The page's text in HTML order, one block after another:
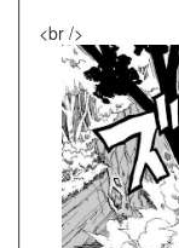
<br />